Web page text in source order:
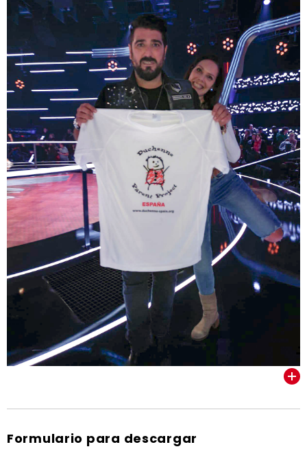
Formulario para descargar